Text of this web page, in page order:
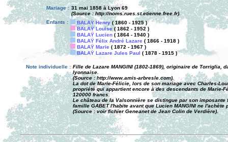
Mariage : 31 mai 1858 à Lyon 69
(Source : http://noms.rues.st.etienne.free.fr).
Enfants :
BALAŸ Henry ( 1860 - 1925 )
BALAŸ Louise ( 1862 - 1952 )
BALAŸ Lucien ( 1864 - 1940 )
BALAŸ Félix André Lazare ( 1866 - 1918 )
BALAŸ Marie ( 1872 - 1967 )
BALAŸ Lazare Jules Paul ( 1878 - 1915 )
Note individuelle : Fille de Lazare MANGINI (1802-1869), originaire de Torriglia,
lyonnaise.
(Source : http://www.amis-arbresle.com).
La dot de Marie-Félicie, lors de son mariage avec Charles-
propriété qui appartient encore à des descendants de Marie-
120000 francs.
Le château de la Valsonnière se distingue par son
famille GABET l'habite avant que Lucien MANGINI ne
(Source : voir fichier Geneanet de Jean Colin de Verdière).